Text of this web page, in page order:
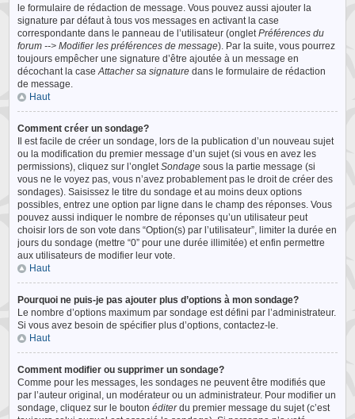
le formulaire de rédaction de message. Vous pouvez aussi ajouter la
signature par défaut à tous vos messages en activant la case
correspondante dans le panneau de l’utilisateur (ongletPréférences du
forum --> Modifier les préférences de message). Par la suite, vous pourrez
toujours empêcher une signature d’être ajoutée à un message en
décochant la caseAttacher sa signature dans le formulaire de rédaction
de message.
Haut
Comment créer un sondage?
Il est facile de créer un sondage, lors de la publication d’un nouveau sujet
ou la modification du premier message d’un sujet (si vous en avez les
permissions), cliquez sur l’ongletSondage sous la partie message (si
vous ne le voyez pas, vous n’avez probablement pas le droit de créer des
sondages). Saisissez le titre du sondage et au moins deux options
possibles, entrez une option par ligne dans le champ des réponses. Vous
pouvez aussi indiquer le nombre de réponses qu’un utilisateur peut
choisir lors de son vote dans “Option(s) par l’utilisateur”, limiter la durée en
jours du sondage (mettre “0” pour une durée illimitée) et enfin permettre
aux utilisateurs de modifier leur vote.
Haut
Pourquoi ne puis-je pas ajouter plus d’options à mon sondage?
Le nombre d’options maximum par sondage est défini par l’administrateur.
Si vous avez besoin de spécifier plus d’options, contactez-le.
Haut
Comment modifier ou supprimer un sondage?
Comme pour les messages, les sondages ne peuvent être modifiés que
par l’auteur original, un modérateur ou un administrateur. Pour modifier un
sondage, cliquez sur le boutonéditerdu premier message du sujet (c’est